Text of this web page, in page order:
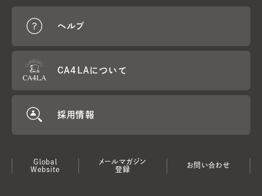
ヘルプ
CA4LAについて
採用情報
Global
Website
メールマガジン
登録
お問い合わせ